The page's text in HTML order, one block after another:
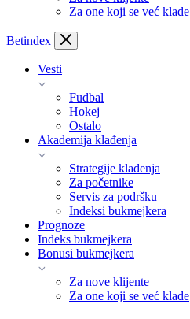
Za one koji se već klade
Betindex
Vesti
Fudbal
Hokej
Ostalo
Akademija klađenja
Strategije klađenja
Za početnike
Servis za podršku
Indeksi bukmejkera
Prognoze
Indeks bukmejkera
Bonusi bukmejkera
Za nove klijente
Za one koji se već klade